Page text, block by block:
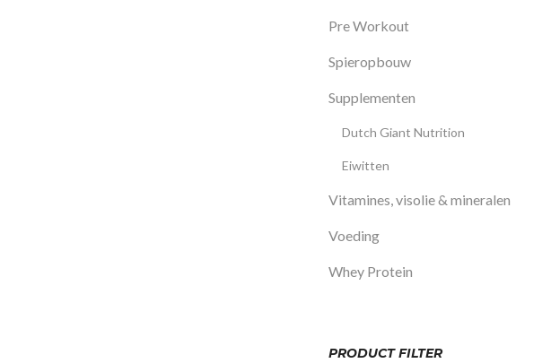
Pre Workout
Spieropbouw
Supplementen
Dutch Giant Nutrition
Eiwitten
Vitamines, visolie & mineralen
Voeding
Whey Protein
PRODUCT FILTER